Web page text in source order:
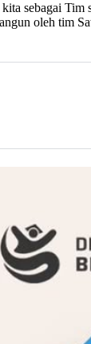
sebagai Tim
oleh tim